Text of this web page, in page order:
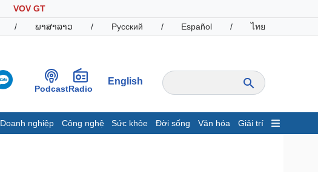
VOV GT
/ ພາສາລາວ / Русский / Español / ไทย
PodcastRadio
English
Doanh nghiệp Công nghệ Sức khỏe Đời sống Văn hóa Giải trí